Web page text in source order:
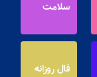
سلامت
فال روزانه